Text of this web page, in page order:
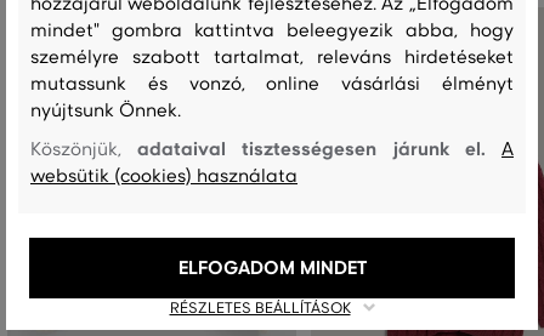
mindet" gombra kattintva beleegyezik abba, hogy
személyre szabott tartalmat, releváns hirdetéseket
mutassunk és vonzó, online vásárlási élményt
nyújtsunk Önnek.
Köszönjük,adataival tisztességesen járunk el.A
websütik (cookies) használata
RÉSZLETES BEÁLLÍTÁSOK
ELFOGADOM MINDET